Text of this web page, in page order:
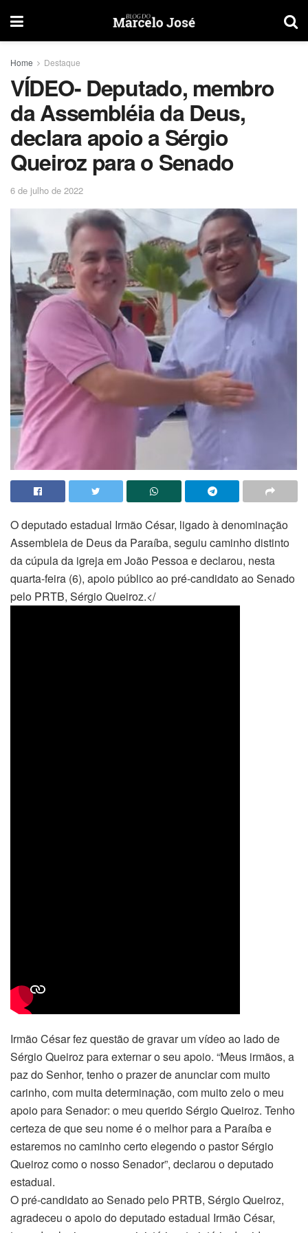
Home Destaque
VÍDEO- Deputado, membro
da Assembléia da Deus,
declara apoio a Sérgio
Queiroz para o Senado
6 de julho de 2022
O deputado estadual Irmão César, ligado à denominação
Assembleia de Deus da Paraíba, seguiu caminho distinto
da cúpula da igreja em João Pessoa e declarou, nesta
quarta-feira (6), apoio público ao pré-candidato ao Senado
pelo PRTB, Sérgio Queiroz.</
Irmão César fez questão de gravar um vídeo ao lado de
Sérgio Queiroz para externar o seu apoio. “Meus irmãos, a
paz do Senhor, tenho o prazer de anunciar com muito
carinho, com muita determinação, com muito zelo o meu
apoio para Senador: o meu querido Sérgio Queiroz. Tenho
certeza de que seu nome é o melhor para a Paraíba e
estaremos no caminho certo elegendo o pastor Sérgio
Queiroz como o nosso Senador”, declarou o deputado
estadual.
O pré-candidato ao Senado pelo PRTB, Sérgio Queiroz,
agradeceu o apoio do deputado estadual Irmão César,